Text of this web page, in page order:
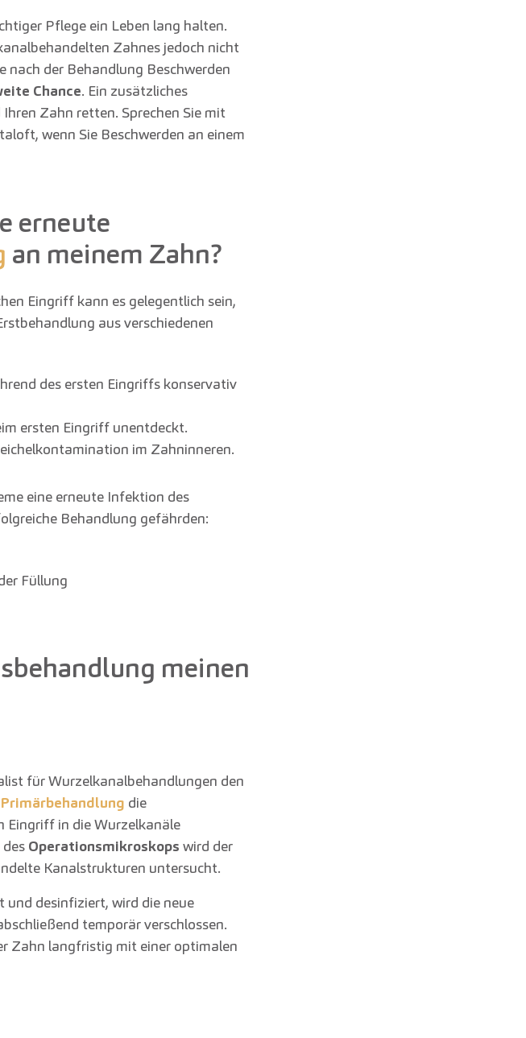
Pflege ein Leben lang halten.
Zahnes jedoch nicht
der Behandlung Beschwerden
Chance. Ein zusätzliches
Zahn retten. Sprechen Sie mit
wenn Sie Beschwerden an einem
erneute
an meinem Zahn?
Eingriff kann es gelegentlich sein,
aus verschiedenen
des ersten Eingriffs konservativ
ersten Eingriff unentdeckt.
im Zahninneren.
eine erneute Infektion des
Behandlung gefährden:
Füllung
meinen
für Wurzelkanalbehandlungen den
Primärbehandlung die
Eingriff in die Wurzelkanäle
Operationsmikroskops wird der
Kanalstrukturen untersucht.
desinfiziert, wird die neue
temporär verschlossen.
Zahn langfristig mit einer optimalen